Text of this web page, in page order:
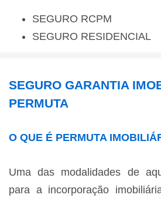
SEGURO RCPM
SEGURO RESIDENCIAL
SEGURO GARANTIA
PERMUTA
O QUE É PERMUTA
Uma das modalidades de
para a incorporação